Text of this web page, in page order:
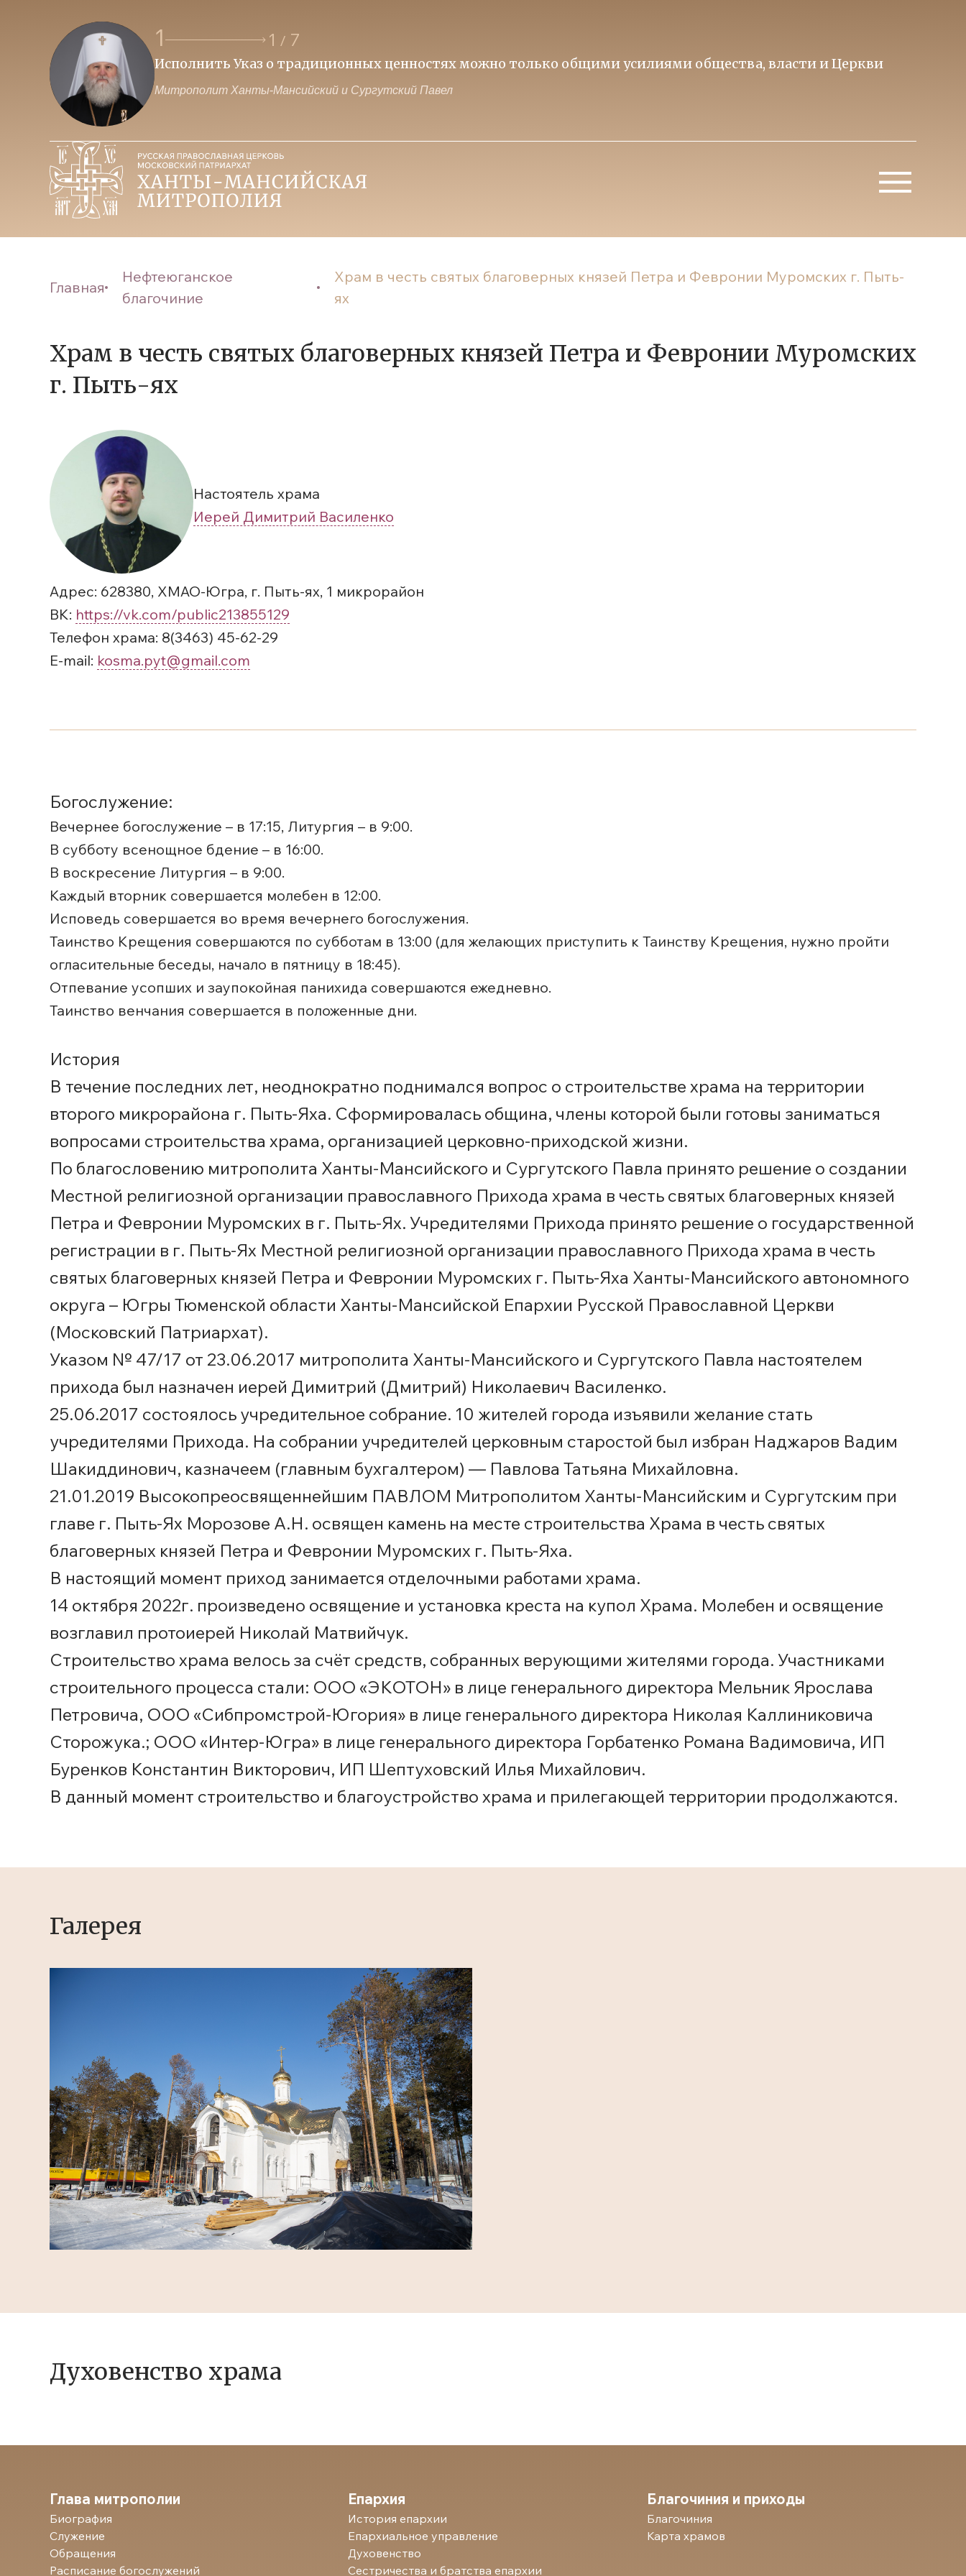
1 1 / 7
Исполнить Указ о традиционных ценностях можно только общими усилиями общества, власти и Церкви
Митрополит Ханты-Мансийский и Сургутский Павел
Главная
Нефтеюганское
благочиние
Храм в честь святых благоверных князей Петра и Февронии Муромских г. Пыть-
ях
Храм в честь святых благоверных князей Петра и Февронии Муромских
г. Пыть-ях
Настоятель храма
Иерей Димитрий Василенко
Адрес: 628380, ХМАО-Югра, г. Пыть-ях, 1 микрорайон
ВК: https://vk.com/public213855129
Телефон храма: 8(3463) 45-62-29
E-mail: kosma.pyt@gmail.com
Богослужение:
Вечернее богослужение – в 17:15, Литургия – в 9:00.
В субботу всенощное бдение – в 16:00.
В воскресение Литургия – в 9:00.
Каждый вторник совершается молебен в 12:00.
Исповедь совершается во время вечернего богослужения.
Таинство Крещения совершаются по субботам в 13:00 (для желающих приступить к Таинству Крещения, нужно пройти
огласительные беседы, начало в пятницу в 18:45).
Отпевание усопших и заупокойная панихида совершаются ежедневно.
Таинство венчания совершается в положенные дни.
История
В течение последних лет, неоднократно поднимался вопрос о строительстве храма на территории
второго микрорайона г. Пыть-Яха. Сформировалась община, члены которой были готовы заниматься
вопросами строительства храма, организацией церковно-приходской жизни.
По благословению митрополита Ханты-Мансийского и Сургутского Павла принято решение о создании
Местной религиозной организации православного Прихода храма в честь святых благоверных князей
Петра и Февронии Муромских в г. Пыть-Ях. Учредителями Прихода принято решение о государственной
регистрации в г. Пыть-Ях Местной религиозной организации православного Прихода храма в честь
святых благоверных князей Петра и Февронии Муромских г. Пыть-Яха Ханты-Мансийского автономного
округа – Югры Тюменской области Ханты-Мансийской Епархии Русской Православной Церкви
(Московский Патриархат).
Указом № 47/17 от 23.06.2017 митрополита Ханты-Мансийского и Сургутского Павла настоятелем
прихода был назначен иерей Димитрий (Дмитрий) Николаевич Василенко.
25.06.2017 состоялось учредительное собрание. 10 жителей города изъявили желание стать
учредителями Прихода. На собрании учредителей церковным старостой был избран Наджаров Вадим
Шакиддинович, казначеем (главным бухгалтером) — Павлова Татьяна Михайловна.
21.01.2019 Высокопреосвященнейшим ПАВЛОМ Митрополитом Ханты-Мансийским и Сургутским при
главе г. Пыть-Ях Морозове А.Н. освящен камень на месте строительства Храма в честь святых
благоверных князей Петра и Февронии Муромских г. Пыть-Яха.
В настоящий момент приход занимается отделочными работами храма.
14 октября 2022г. произведено освящение и установка креста на купол Храма. Молебен и освящение
возглавил протоиерей Николай Матвийчук.
Строительство храма велось за счёт средств, собранных верующими жителями города. Участниками
строительного процесса стали: ООО «ЭКОТОН» в лице генерального директора Мельник Ярослава
Петровича, ООО «Сибпромстрой-Югория» в лице генерального директора Николая Каллиниковича
Сторожука.; ООО «Интер-Югра» в лице генерального директора Горбатенко Романа Вадимовича, ИП
Буренков Константин Викторович, ИП Шептуховский Илья Михайлович.
В данный момент строительство и благоустройство храма и прилегающей территории продолжаются.
Галерея
Духовенство храма
Глава митрополии
Биография
Служение
Обращения
Расписание богослужений
Епархия
История епархии
Епархиальное управление
Духовенство
Сестричества и братства епархии
Благочиния и приходы
Благочиния
Карта храмов